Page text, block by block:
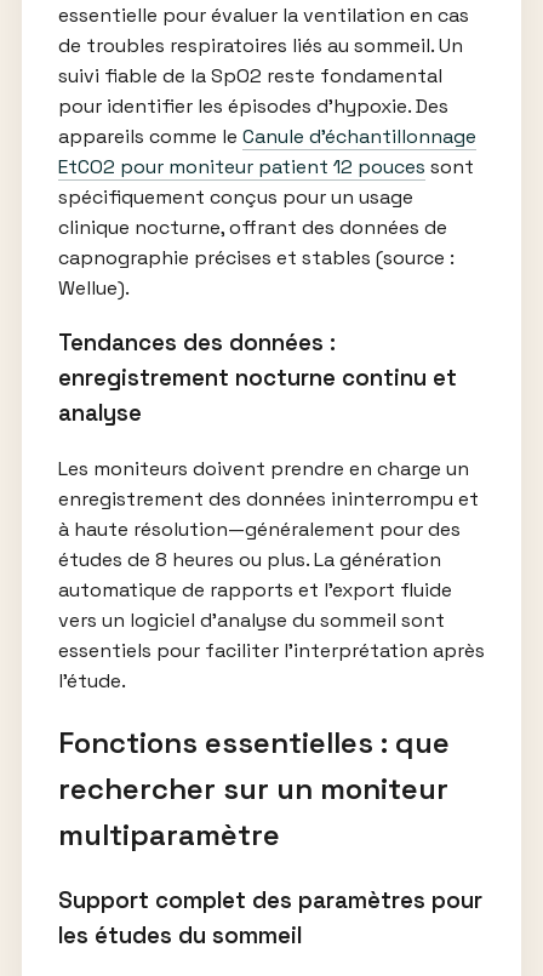
essentielle pour évaluer la ventilation en cas
de troubles respiratoires liés au sommeil. Un
suivi fiable de la SpO2 reste fondamental
pour identifier les épisodes d’hypoxie. Des
appareils comme le Canule d’échantillonnage
EtCO2 pour moniteur patient 12 pouces sont
spécifiquement conçus pour un usage
clinique nocturne, offrant des données de
capnographie précises et stables (source :
Wellue).
Tendances des données :
enregistrement nocturne continu et
analyse
Les moniteurs doivent prendre en charge un
enregistrement des données ininterrompu et
à haute résolution—généralement pour des
études de 8 heures ou plus. La génération
automatique de rapports et l’export fluide
vers un logiciel d’analyse du sommeil sont
essentiels pour faciliter l’interprétation après
l’étude.
Fonctions essentielles : que
rechercher sur un moniteur
multiparamètre
Support complet des paramètres pour
les études du sommeil